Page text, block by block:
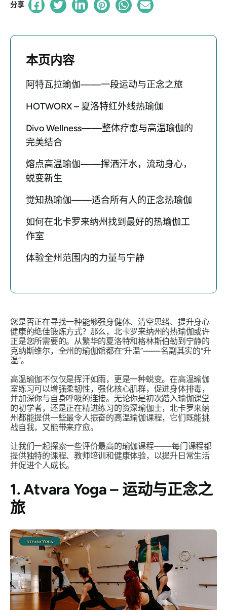
分享
本页内容
阿特瓦拉瑜伽——一段运动与正念之旅
HOTWORX – 夏洛特红外线热瑜伽
Divo Wellness——整体疗愈与高温瑜伽的
完美结合
熔点高温瑜伽——挥洒汗水，流动身心，
蜕变新生
觉知热瑜伽——适合所有人的正念热瑜伽
如何在北卡罗来纳州找到最好的热瑜伽工
作室
体验全州范围内的力量与宁静
您是否正在寻找一种能够强身健体、清空思绪、提升身心
健康的绝佳锻炼方式？那么，北卡罗来纳州的热瑜伽或许
正是您所需要的。从繁华的夏洛特和格林斯伯勒到宁静的
克纳斯维尔，全州的瑜伽馆都在“升温”——名副其实的“升
温”。
高温瑜伽不仅仅是挥汗如雨，更是一种蜕变。在高温瑜伽
室练习可以增强柔韧性，强化核心肌群，促进身体排毒，
并加深你与自身呼吸的连接。无论你是初次踏入瑜伽课堂
的初学者，还是正在精进练习的资深瑜伽士，北卡罗来纳
州都能提供一些最令人振奋的高温瑜伽课程，它们既能挑
战自我，又能带来疗愈。
让我们一起探索一些评价最高的瑜伽课程——每门课程都
提供独特的课程、教师培训和健康体验，以提升日常生活
并促进个人成长。
1. Atvara Yoga – 运动与正念之
旅